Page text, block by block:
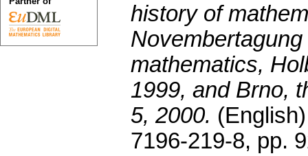
history of
mathematics,
1999, and Brno,
5, 2000.
7196-219-8, pp.